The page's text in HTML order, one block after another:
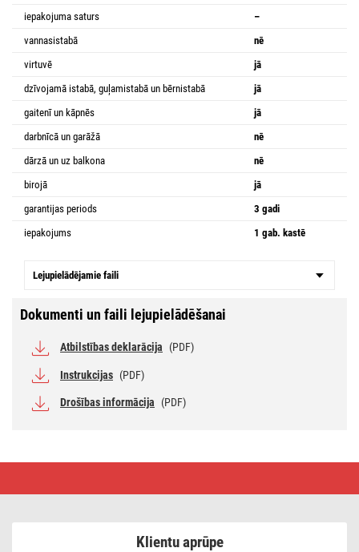
iepakojuma saturs
–
vannasistabā
nē
virtuvē
jā
dzīvojamā istabā, guļamistabā un bērnistabā
jā
gaitenī un kāpnēs
jā
darbnīcā un garāžā
nē
dārzā un uz balkona
nē
birojā
jā
garantijas periods
3 gadi
iepakojums
1 gab. kastē
Lejupielādējamie faili
Dokumenti un faili lejupielādēšanai
Atbilstības deklarācija (PDF)
Instrukcijas (PDF)
Drošības informācija (PDF)
Klientu aprūpe